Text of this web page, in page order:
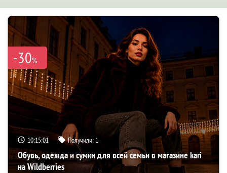
-30%
10:14:59 Получили: 1
Обувь, одежда и сумки для всей семьи в магазине kari
на Wildberries